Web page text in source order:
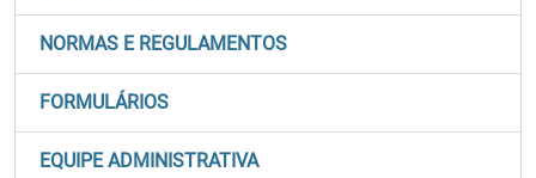
NORMAS E REGULAMENTOS
FORMULÁRIOS
EQUIPE ADMINISTRATIVA